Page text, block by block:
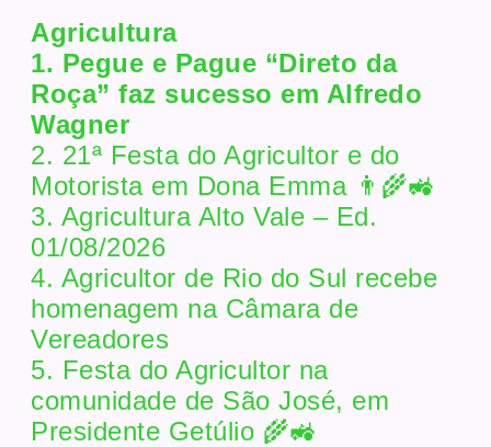
Agricultura
1. Pegue e Pague “Direto da
Roça” faz sucesso em Alfredo
Wagner
2. 21ª Festa do Agricultor e do
Motorista em Dona Emma 👨‍🌾🚜
3. Agricultura Alto Vale – Ed.
01/08/2026
4. Agricultor de Rio do Sul recebe
homenagem na Câmara de
Vereadores
5. Festa do Agricultor na
comunidade de São José, em
Presidente Getúlio 🌾🚜